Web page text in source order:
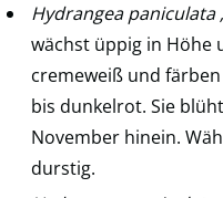
Hydrangea paniculata
wächst üppig in Höhe
cremeweiß und
bis dunkelrot. Sie
November hinein.
durstig.